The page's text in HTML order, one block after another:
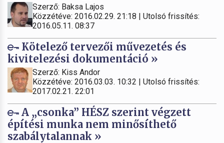
Szerző: Baksa Lajos
Közzétéve: 2016.02.29. 21:18 | Utolsó frissítés:
2016.05.11. 08:37
Kötelező tervezői művezetés és
kivitelezési dokumentáció »
Szerző: Kiss Andor
Közzétéve: 2016.03.03. 10:32 | Utolsó frissítés:
2017.02.21. 22:01
A „csonka” HÉSZ szerint végzett
építési munka nem minősíthető
szabálytalannak »